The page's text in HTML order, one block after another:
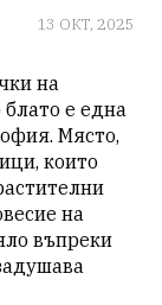
13 ОКТ, 2025
на
е една
Място,
които
на
въпреки